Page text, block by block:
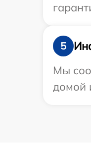
5
Мы
домой